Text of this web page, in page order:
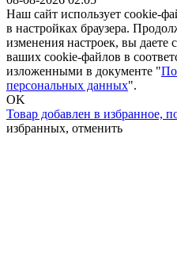
Наш сайт использует cookie-
в настройках браузера.
изменения настроек, вы даете
ваших cookie-файлов в
изложенными в документе "
персональных данных".
OK
Товар добавлен в избранное,
избранных, отменить